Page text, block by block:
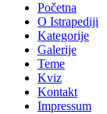
Početna
O Istrapediji
Kategorije
Galerije
Teme
Kviz
Kontakt
Impressum